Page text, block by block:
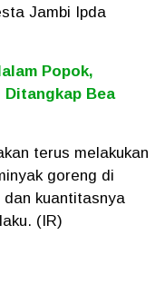
Jambi Ipda
Popok,
Ditangkap Bea
terus melakukan
goreng di
kuantitasnya
(IR)